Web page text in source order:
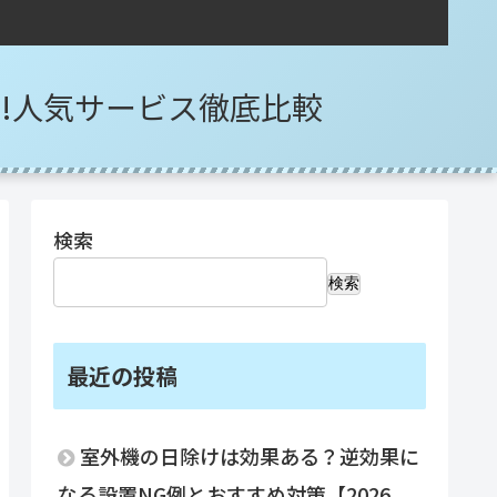
気サービス徹底比較
検索
検索
最近の投稿
室外機の日除けは効果ある？逆効果に